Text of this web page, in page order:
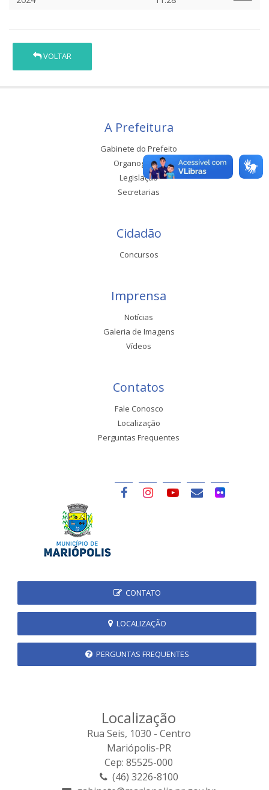
VOLTAR
A Prefeitura
Gabinete do Prefeito
Organograma
Legislação
Secretarias
Cidadão
Concursos
Imprensa
Notícias
Galeria de Imagens
Vídeos
Contatos
Fale Conosco
Localização
Perguntas Frequentes
CONTATO
LOCALIZAÇÃO
PERGUNTAS FREQUENTES
Localização
Rua Seis, 1030 - Centro
Mariópolis-PR
Cep: 85525-000
(46) 3226-8100